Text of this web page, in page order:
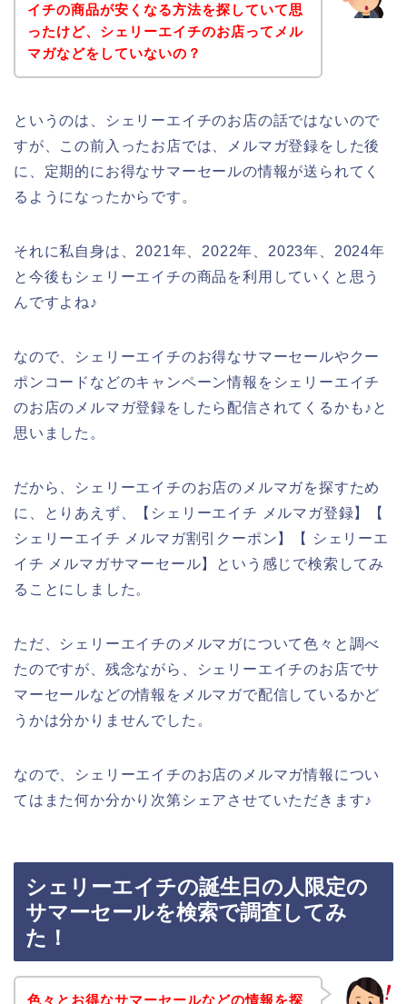
イチの商品が安くなる方法を探していて思
ったけど、シェリーエイチのお店ってメル
マガなどをしていないの？
というのは、シェリーエイチのお店の話ではないので
すが、この前入ったお店では、メルマガ登録をした後
に、定期的にお得なサマーセールの情報が送られてく
るようになったからです。
それに私自身は、2021年、2022年、2023年、2024年
と今後もシェリーエイチの商品を利用していくと思う
んですよね♪
なので、シェリーエイチのお得なサマーセールやクー
ポンコードなどのキャンペーン情報をシェリーエイチ
のお店のメルマガ登録をしたら配信されてくるかも♪と
思いました。
だから、シェリーエイチのお店のメルマガを探すため
に、とりあえず、【シェリーエイチ メルマガ登録】【
シェリーエイチ メルマガ割引クーポン】【 シェリーエ
イチ メルマガサマーセール】という感じで検索してみ
ることにしました。
ただ、シェリーエイチのメルマガについて色々と調べ
たのですが、残念ながら、シェリーエイチのお店でサ
マーセールなどの情報をメルマガで配信しているかど
うかは分かりませんでした。
なので、シェリーエイチのお店のメルマガ情報につい
てはまた何か分かり次第シェアさせていただきます♪
シェリーエイチの誕生日の人限定の
サマーセールを検索で調査してみ
た！
色々とお得なサマーセールなどの情報を探